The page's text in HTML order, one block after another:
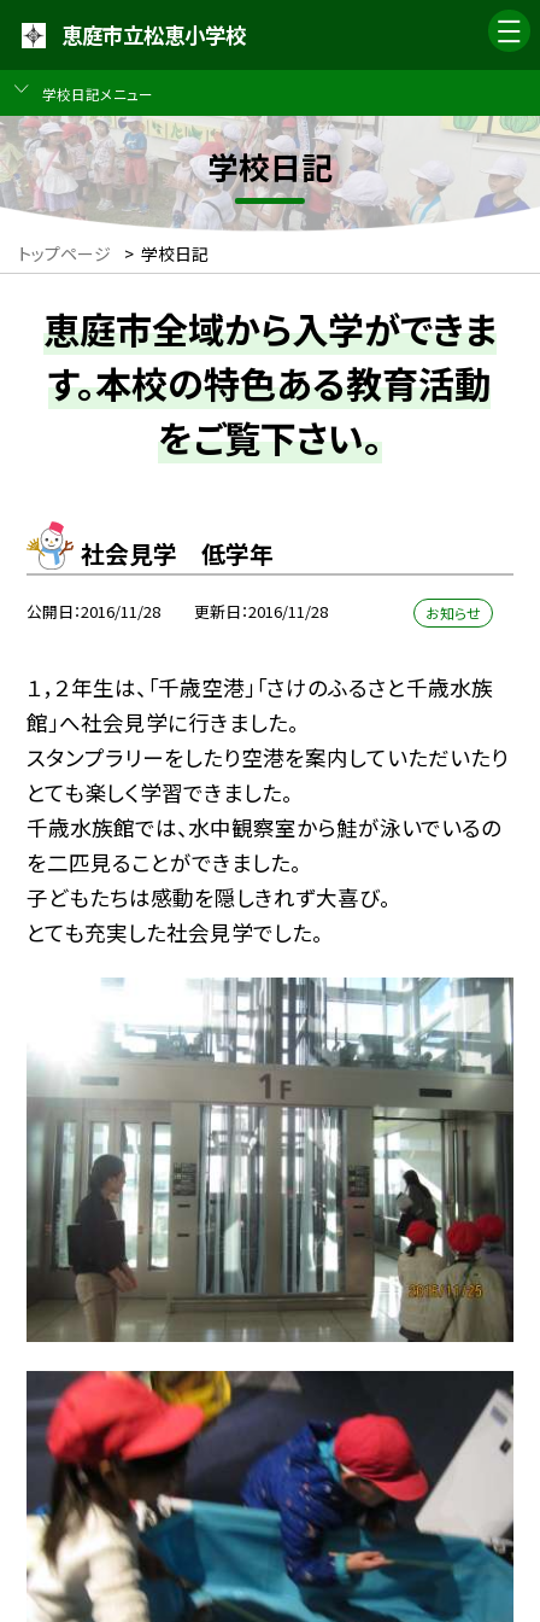
恵庭市立松恵小学校
学校日記メニュー
学校日記
トップページ > 学校日記
恵庭市全域から入学ができま
す。本校の特色ある教育活動
をご覧下さい。
社会見学 低学年
公開日 2016/11/28 更新日 2016/11/28 お知らせ
１，２年生は、「千歳空港」「さけのふるさと千歳水族
館」へ社会見学に行きました。
スタンプラリーをしたり空港を案内していただいたり
とても楽しく学習できました。
千歳水族館では、水中観察室から鮭が泳いでいるの
を二匹見ることができました。
子どもたちは感動を隠しきれず大喜び。
とても充実した社会見学でした。